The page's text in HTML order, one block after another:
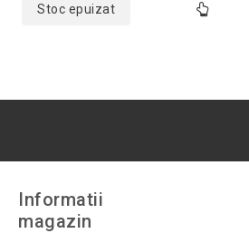
Stoc epuizat
Informatii
magazin